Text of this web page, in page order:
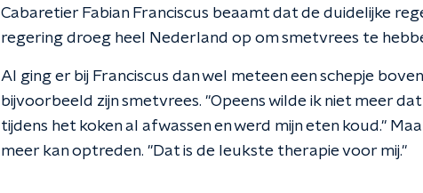
Cabaretier Fabian Franciscus beaamt dat de duidelijke
regering droeg heel Nederland op om smetvrees te
Al ging er bij Franciscus dan wel meteen een schepje
bijvoorbeeld zijn smetvrees. "Opeens wilde ik niet meer
tijdens het koken al afwassen en werd mijn eten koud."
meer kan optreden. "Dat is de leukste therapie voor mij."